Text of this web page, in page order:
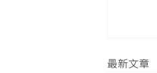
最新文章